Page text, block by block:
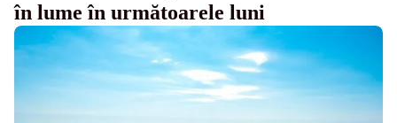
în lume în următoarele luni